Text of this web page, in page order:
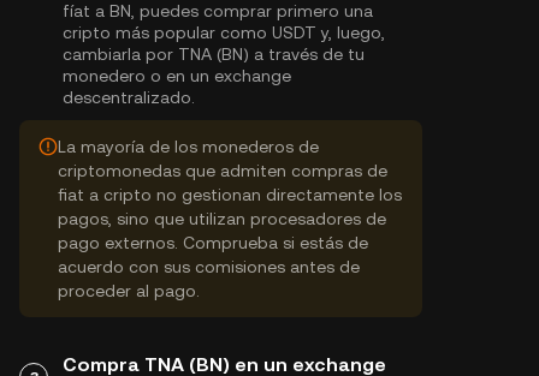
fíat a BN, puedes comprar primero una
cripto más popular como USDT y, luego,
cambiarla por TNA (BN) a través de tu
monedero o en un exchange
descentralizado.
La mayoría de los monederos de
criptomonedas que admiten compras de
fiat a cripto no gestionan directamente los
pagos, sino que utilizan procesadores de
pago externos. Comprueba si estás de
acuerdo con sus comisiones antes de
proceder al pago.
Compra TNA (BN) en un exchange